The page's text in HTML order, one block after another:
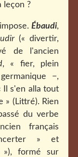
leçon ?
Ébaudi,
(« divertir,
de l'ancien
, « fier, plein
−,
Il s'en alla tout
» (Littré). Rien
du verbe
français
» et
»), formé sur